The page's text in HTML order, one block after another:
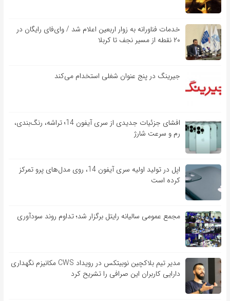
خدمات فناورانه به زوار اربعین اعلام شد / وای‌فای رایگان در
۲۰ نقطه از مسیر نجف تا کربلا
جیرینگ در پنج عنوان شغلی استخدام می‌کند
افشای جزئیات جدیدی از سری آیفون 14؛ تراشه، رنگ‌بندی،
رم و سرعت شارژ
اپل در تولید اولیه سری آیفون 14، روی مدل‌های پرو تمرکز
کرده است
مجمع عمومی سالیانه رایتل برگزار شد؛ تداوم روند سودآوری
مدیر تیم بلاکچین نوبیتکس در رویداد CWS مکانیزم نگهداری
دارایی کاربران این صرافی را تشریح کرد